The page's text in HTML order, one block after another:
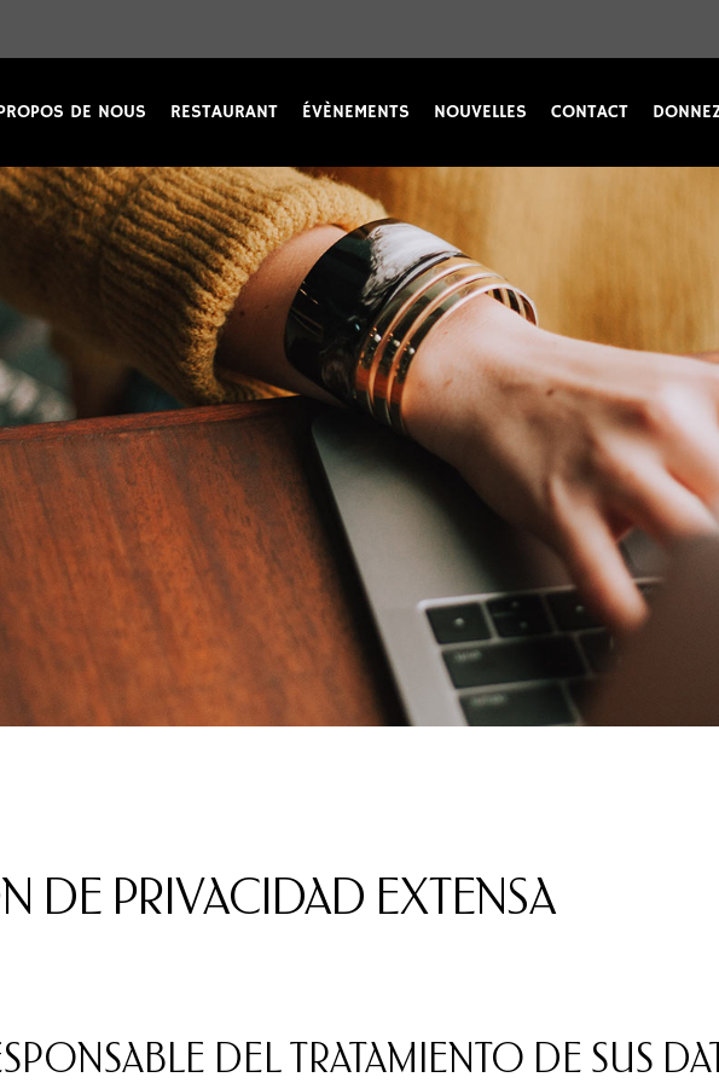
DE NOUS RESTAURANT ÉVÈNEMENTS NOUVELLES CONTACT
DE PRIVACIDAD EXTENSA
DEL TRATAMIENTO DE SUS